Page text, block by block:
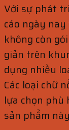
Với sự phát
cáo ngày
không còn
giản trên
dụng nhiều
Các loại chữ
lựa chọn phù
sản phẩm